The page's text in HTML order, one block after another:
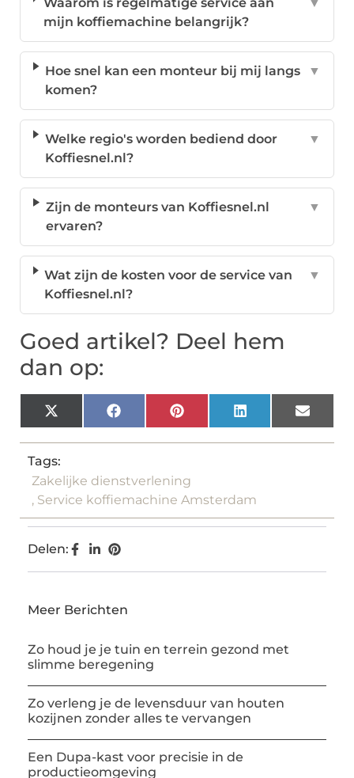
Waarom is regelmatige service aan
mijn koffiemachine belangrijk?
▼
Hoe snel kan een monteur bij mij langs
komen?
▼
Welke regio's worden bediend door
Koffiesnel.nl?
▼
Zijn de monteurs van Koffiesnel.nl
ervaren?
▼
Wat zijn de kosten voor de service van
Koffiesnel.nl?
▼
Goed artikel? Deel hem
dan op:
X
(Twitter)
FacebookPinterestLinkedIn Email
Tags:
Zakelijke dienstverlening
, Service koffiemachine Amsterdam
Delen:
Meer Berichten
Zo houd je je tuin en terrein gezond met
slimme beregening
Zo verleng je de levensduur van houten
kozijnen zonder alles te vervangen
Een Dupa-kast voor precisie in de
productieomgeving